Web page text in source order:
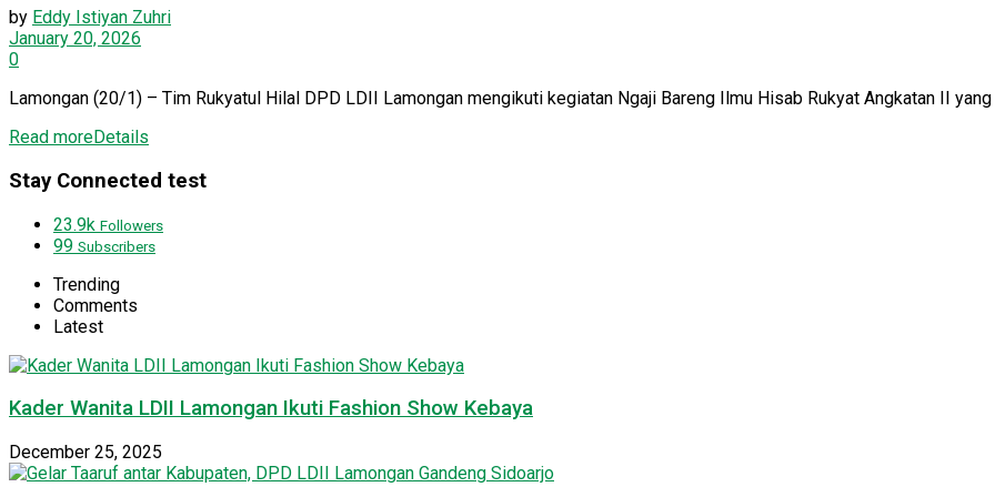
by Eddy Istiyan Zuhri
January 20, 2026
0
Lamongan (20/1) – Tim Rukyatul Hilal DPD LDII Lamongan mengikuti kegiatan Ngaji Bareng Ilmu Hisab Rukyat Angkatan II yang
Read moreDetails
Stay Connected test
23.9k Followers
99 Subscribers
Trending
Comments
Latest
Kader Wanita LDII Lamongan Ikuti Fashion Show Kebaya
December 25, 2025